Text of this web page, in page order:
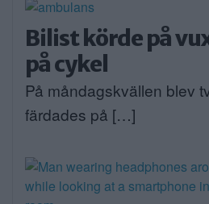
Bilist körde på
på cykel
På måndagskvällen blev
färdades på […]